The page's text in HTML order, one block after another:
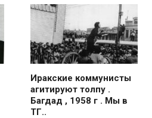
Иракские коммунисты
агитируют толпу .
Багдад , 1958 г . Мы в
ТГ..